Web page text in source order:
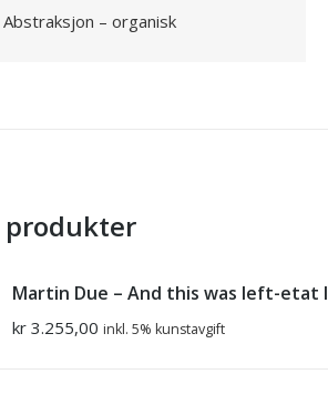
Abstraksjon – organisk
produkter
Martin Due – And this was left-etat I
kr 3.255,00 inkl. 5% kunstavgift